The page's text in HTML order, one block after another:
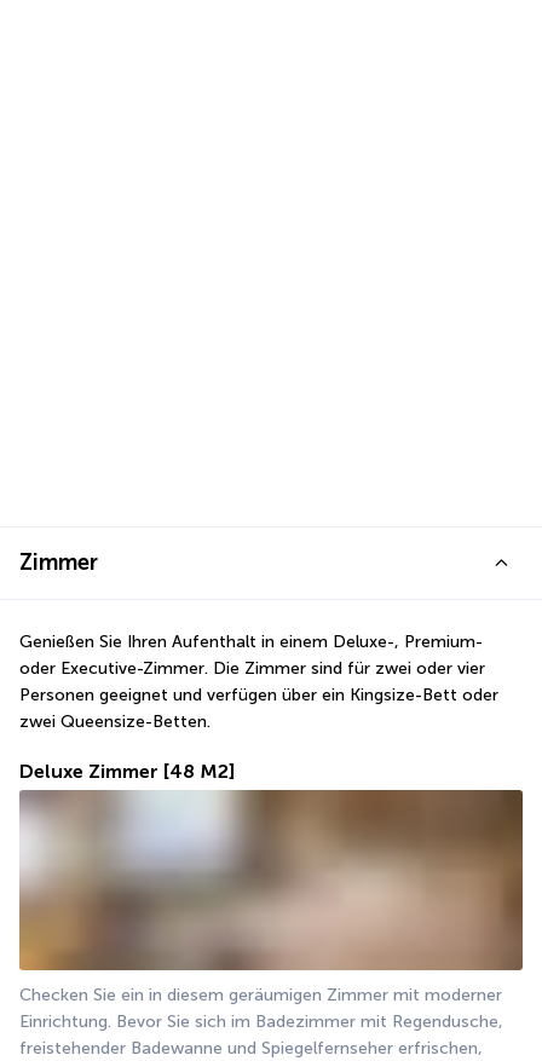
Zimmer
Genießen Sie Ihren Aufenthalt in einem Deluxe-, Premium-
oder Executive-Zimmer. Die Zimmer sind für zwei oder vier
Personen geeignet und verfügen über ein Kingsize-Bett oder
zwei Queensize-Betten.
Deluxe Zimmer [48 M2]
Checken Sie ein in diesem geräumigen Zimmer mit moderner
Einrichtung. Bevor Sie sich im Badezimmer mit Regendusche,
freistehender Badewanne und Spiegelfernseher erfrischen,